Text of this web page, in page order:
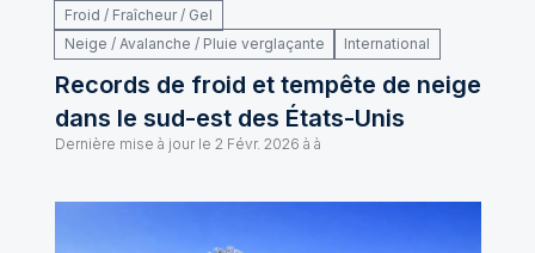
Froid / Fraîcheur / Gel
Neige / Avalanche / Pluie verglaçante
International
Records de froid et tempête de neige
dans le sud-est des États-Unis
Dernière mise à jour le 2 Févr. 2026 à à